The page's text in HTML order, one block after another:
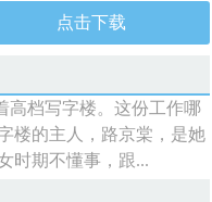
点击下载
高档写字楼。这份工作哪
的主人，路京棠，是她
时期不懂事，跟...